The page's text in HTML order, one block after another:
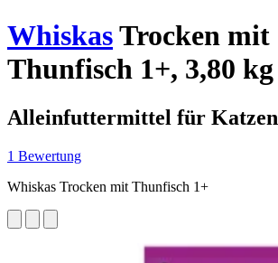
WhiskasTrocken mit
Thunfisch 1+, 3,80 kg
Alleinfuttermittel für Katzen
1 Bewertung
Whiskas Trocken mit Thunfisch 1+